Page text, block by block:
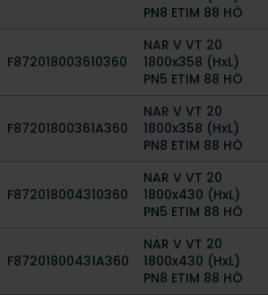
PN8 ETIM 88 HÖ
F872018003610360
NAR V VT 20
1800x358 (HxL)
PN5 ETIM 88 HÖ
F87201800361A360
NAR V VT 20
1800x358 (HxL)
PN8 ETIM 88 HÖ
F872018004310360
NAR V VT 20
1800x430 (HxL)
PN5 ETIM 88 HÖ
F87201800431A360
NAR V VT 20
1800x430 (HxL)
PN8 ETIM 88 HÖ